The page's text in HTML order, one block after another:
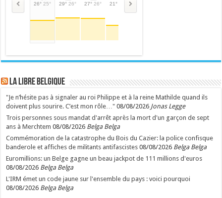
26° 25° 29° 26° 27° 26° 21°
LA Libre Belgique
"Je n’hésite pas à signaler au roi Philippe et à la reine Mathilde quand ils
doivent plus sourire. C’est mon rôle…" 08/08/2026 Jonas Legge
Trois personnes sous mandat d'arrêt après la mort d'un garçon de sept
ans à Merchtem 08/08/2026 Belga Belga
Commémoration de la catastrophe du Bois du Cazier: la police confisque
banderole et affiches de militants antifascistes 08/08/2026 Belga Belga
Euromillions: un Belge gagne un beau jackpot de 111 millions d'euros
08/08/2026 Belga Belga
L'IRM émet un code jaune sur l'ensemble du pays : voici pourquoi
08/08/2026 Belga Belga